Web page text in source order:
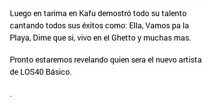
Luego en tarima en Kafu demostró todo su talento
cantando todos sus éxitos como: Ella, Vamos pa la
Playa, Dime que si, vivo en el Ghetto y muchas mas.
Pronto estaremos revelando quien sera el nuevo artista
de LOS40 Básico.
.